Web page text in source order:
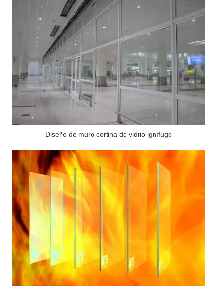
Diseño de muro cortina de vidrio ignífugo